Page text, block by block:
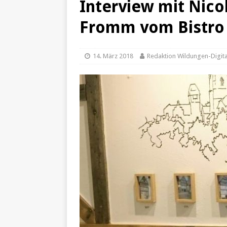
[ 25. Dezember 2024 ]
[ 20. Dezember 2024 ] Hilfe
[ 24. Januar 2022 ]
Interview mit
Fromm vom
14. März 2018 Redaktion Wildungen-Digital